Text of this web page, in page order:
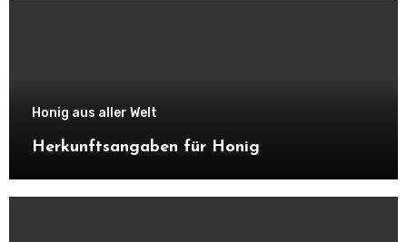
Honig aus aller Welt
Herkunftsangaben für Honig